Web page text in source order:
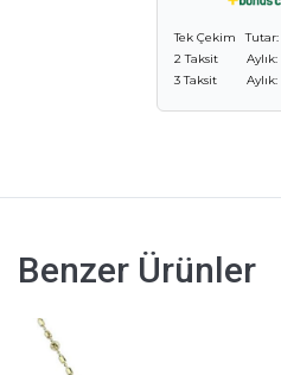
Tek Çekim Tutar:
2 Taksit
Aylık:
3 Taksit
Aylık:
Benzer Ürünler